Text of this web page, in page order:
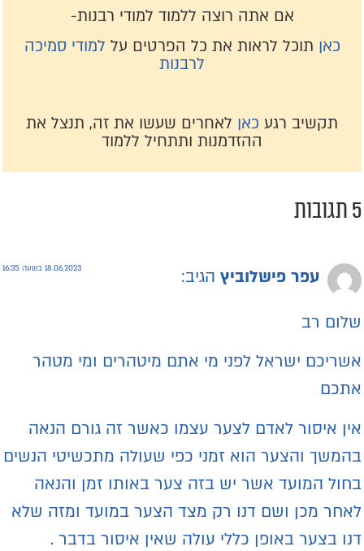
אם אתה רוצה ללמוד למודי רבנות-
כאןתוכל לראות את כל הפרטים על למודי סמיכה
לרבנות
תקשיב רגע כאןלאחרים שעשו את זה, תנצל את
ההזדמנות ותתחיל ללמוד
עפר פישלוביץ הגיב: 18.06.2023 בשעה 16:35
רב
ישראל לפני מי אתם מיטהרים ומי מטהר
איסור לאדם לצער עצמו כאשר זה גורם הנאה
והצער הוא זמני כפי שעולה מתכשיטי הנשים
המועד אשר יש בזה צער באותו זמן והנאה
מכן ושם דנו רק מצד הצער במועד ומזה שלא
בצער באופן כללי עולה שאין איסור בדבר .